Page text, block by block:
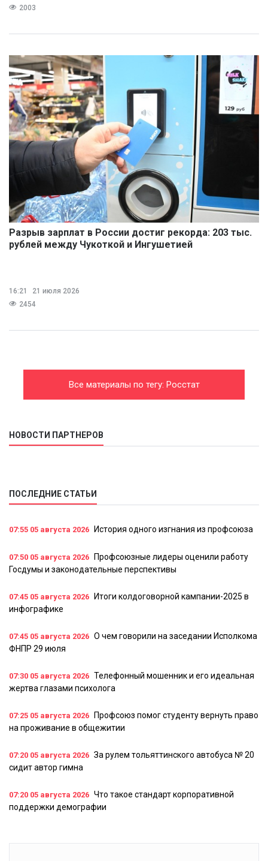
2003
Разрыв зарплат в России достиг рекорда: 203 тыс.
рублей между Чукоткой и Ингушетией
16:21
21 июля 2026
2454
Все материалы по тегу: Росстат
НОВОСТИ ПАРТНЕРОВ
ПОСЛЕДНИЕ СТАТЬИ
07:55 05 августа 2026 История одного изгнания из профсоюза
07:50 05 августа 2026
Профсоюзные лидеры оценили работу
Госдумы и законодательные перспективы
07:45 05 августа 2026
Итоги колдоговорной кампании-2025 в
инфографике
07:45 05 августа 2026 О чем говорили на заседании Исполкома
ФНПР 29 июля
07:30 05 августа 2026 Телефонный мошенник и его идеальная
жертва глазами психолога
07:25 05 августа 2026
Профсоюз помог студенту вернуть право
на проживание в общежитии
07:20 05 августа 2026 За рулем тольяттинского автобуса № 20
сидит автор гимна
07:20 05 августа 2026 Что такое стандарт корпоративной
поддержки демографии